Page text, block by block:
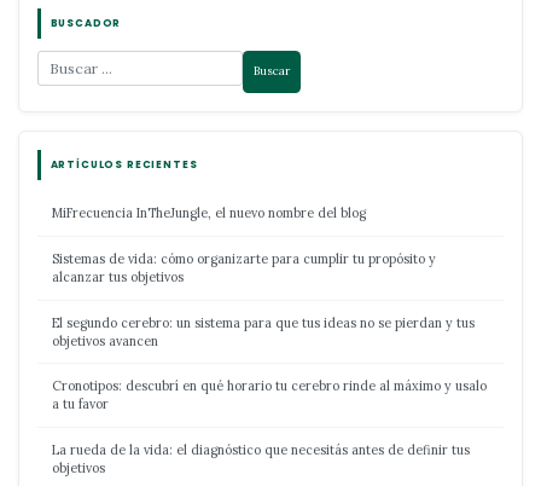
BUSCADOR
ARTÍCULOS RECIENTES
MiFrecuencia InTheJungle, el nuevo nombre del blog
Sistemas de vida: cómo organizarte para cumplir tu propósito y
alcanzar tus objetivos
El segundo cerebro: un sistema para que tus ideas no se pierdan y tus
objetivos avancen
Cronotipos: descubrí en qué horario tu cerebro rinde al máximo y usalo
a tu favor
La rueda de la vida: el diagnóstico que necesitás antes de definir tus
objetivos